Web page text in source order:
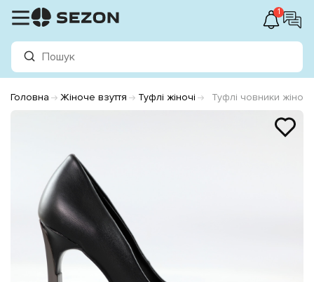
1
Головна Жіноче взуття Туфлі жіночі Туфлі човники